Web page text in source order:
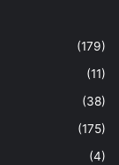
(179)
(11)
(38)
(175)
(4)